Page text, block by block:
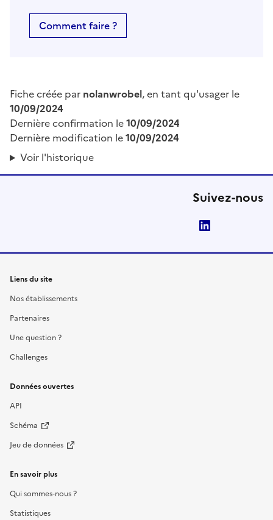
Comment faire ?
Fiche créée par nolanwrobel, en tant qu'usager le
10/09/2024
Dernière confirmation le10/09/2024
Dernière modification le10/09/2024
Voir l'historique
Suivez-nous
Liens du site
Nos établissements
Partenaires
Une question ?
Challenges
Données ouvertes
API
Schéma
Jeu de données
En savoir plus
Qui sommes-nous ?
Statistiques